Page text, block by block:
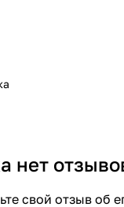
нет
свой отзыв об